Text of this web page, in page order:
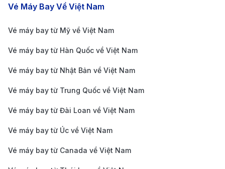
Thông tin về sân bay Côn Đảo và
Sân bay quốc tế John F. Kennedy
Sân bay Côn Đảo (VCS)
Sân bay Côn Đảo nằm tại xã Cỏ Ống, huyện Côn Đảo,
tỉnh Bà Rịa - Vũng Tàu, cách trung tâm thị trấn Côn
Đảo khoảng 14 km. Đây là sân bay nội địa phục vụ
chủ yếu các chuyến bay nối Côn Đảo với TP.HCM,
một nhà ga nhỏ nhưng vẫn đảm bảo các dịch vụ cơ
Các chặng bay nổi bật
Vé Máy Bay Về Việt Nam
Vé máy bay từ Mỹ về Việt Nam
Vé máy bay từ Hàn Quốc về Việt Nam
Vé máy bay từ Nhật Bản về Việt Nam
Vé máy bay từ Trung Quốc về Việt Nam
Vé máy bay từ Đài Loan về Việt Nam
Vé máy bay từ Úc về Việt Nam
Vé máy bay từ Canada về Việt Nam